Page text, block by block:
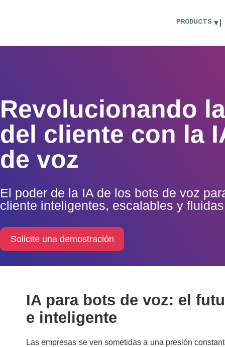
PRODUCTS
Revolucionando
del cliente con la
de voz
El poder de la IA de los bots de voz
cliente inteligentes, escalables y fluidas
Solicite una demostración
IA para bots de voz: el
e inteligente
Las empresas se ven sometidas a una presión